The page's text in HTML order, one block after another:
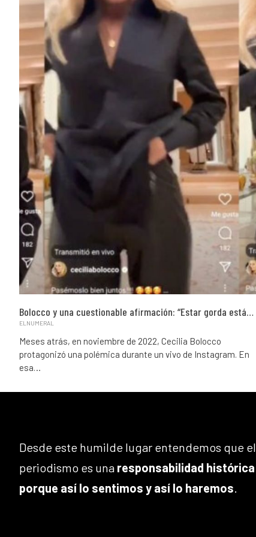
Bolocco y una cuestionable afirmación: “Estar gorda está…
ELNUMERAL
Meses atrás, en noviembre de 2022, Cecilia Bolocco
protagonizó una polémica durante un vivo de Instagram. En
esa…
Desde este humilde lugar entendemos que el
periodismo es una responsabilidad histórica
porque así lo sentimos y así lo haremos